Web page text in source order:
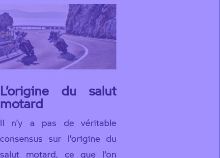
L’origine du salut
motard
Il n’y a pas de véritable
consensus sur l’origine du
salut motard, ce que l’on